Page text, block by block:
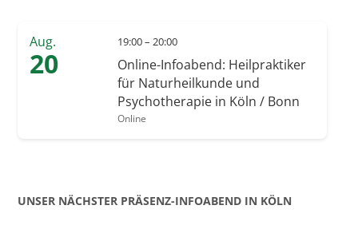
Aug.
20
19:00 – 20:00
Online-Infoabend: Heilpraktiker
für Naturheilkunde und
Psychotherapie in Köln / Bonn
Online
UNSER NÄCHSTER PRÄSENZ-INFOABEND IN KÖLN